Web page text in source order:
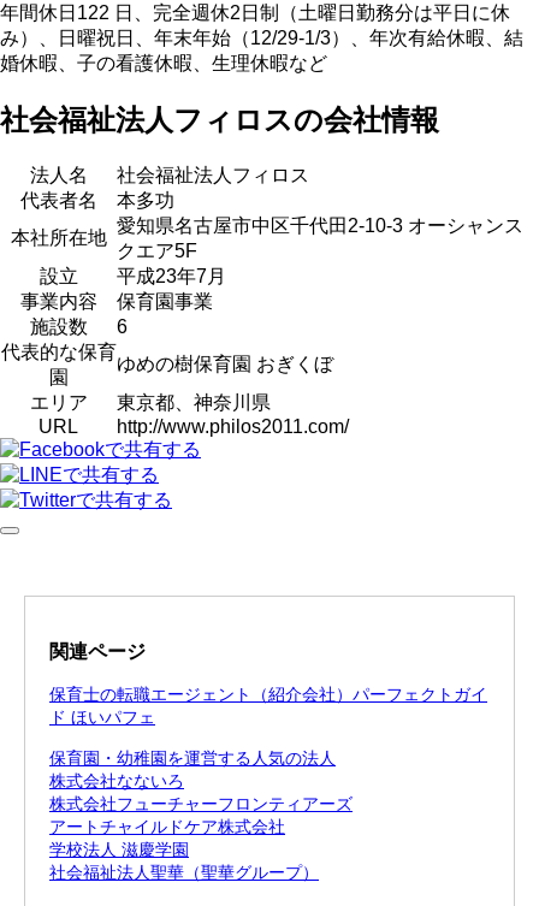
年間休日122 日、完全週休2日制（土曜日勤務分は平日に休
み）、日曜祝日、年末年始（12/29-1/3）、年次有給休暇、結
婚休暇、子の看護休暇、生理休暇など
社会福祉法人フィロスの会社情報
法人名
社会福祉法人フィロス
代表者名
本多功
本社所在地
愛知県名古屋市中区千代田2-10-3 オーシャンス
クエア5F
設立
平成23年7月
事業内容
保育園事業
施設数
6
代表的な保育
園
ゆめの樹保育園 おぎくぼ
エリア
東京都、神奈川県
URL
http://www.philos2011.com/
関連ページ
保育士の転職エージェント（紹介会社）パーフェクトガイ
ド ほいパフェ
保育園・幼稚園を運営する人気の法人
株式会社なないろ
株式会社フューチャーフロンティアーズ
アートチャイルドケア株式会社
学校法人 滋慶学園
社会福祉法人聖華（聖華グループ）